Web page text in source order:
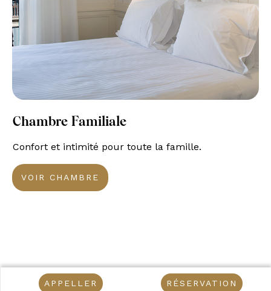
Chambre Familiale
Confort et intimité pour toute la famille.
VOIR CHAMBRE
APPELLER RÉSERVATION